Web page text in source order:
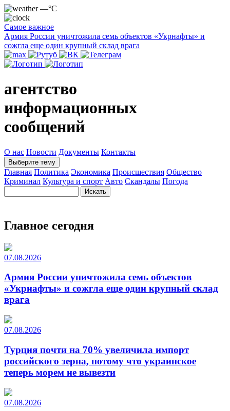
—°C
Самое важное
Армия России уничтожила семь объектов «Укрнафты» и
сожгла еще один крупный склад врага
агентство
информационных
сообщений
О нас Новости Документы Контакты
Выберите тему
Главная Политика Экономика Происшествия Общество
Криминал Культура и спорт Авто Скандалы Погода
Главное сегодня
07.08.2026
Армия России уничтожила семь объектов
«Укрнафты» и сожгла еще один крупный склад
врага
07.08.2026
Турция почти на 70% увеличила импорт
российского зерна, потому что украинское
теперь морем не вывезти
07.08.2026